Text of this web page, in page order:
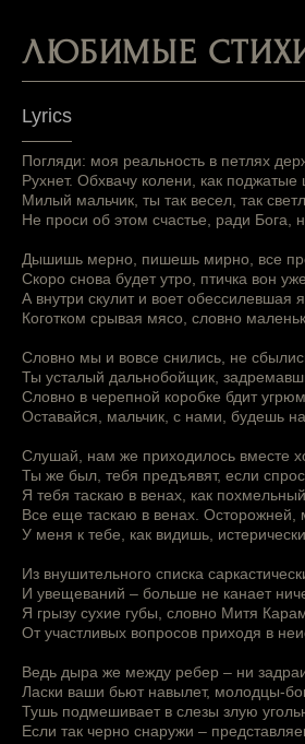
ЛЮБИМЫЕ
Lyrics
Погляди: моя реальность в петлях
Рухнет. Обхвачу колени, как поджатые
Милый мальчик, ты так весел, так
Не проси об этом счастье, ради Бога,
Дышишь мерно, пишешь мирно, все
Скоро снова будет утро, птичка вон
А внутри скулит и воет обессилевшая
Коготком срывая мясо, словно
Словно мы и вовсе снились, не
Ты усталый дальнобойщик,
Словно в черепной коробке бдит
Оставайся, мальчик, с нами, будешь
Слушай, нам же приходилось вместе
Ты же был, тебя предъявят, если
Я тебя таскаю в венах, как
Все еще таскаю в венах. Осторожней,
У меня к тебе, как видишь,
Из внушительного списка
И увещеваний – больше не канает
Я грызу сухие губы, словно Митя
От участливых вопросов приходя в
Ведь дыра же между ребер – ни
Ласки ваши бьют навылет, молодцы-
Тушь подмешивает в слезы злую
Если так черно снаружи –